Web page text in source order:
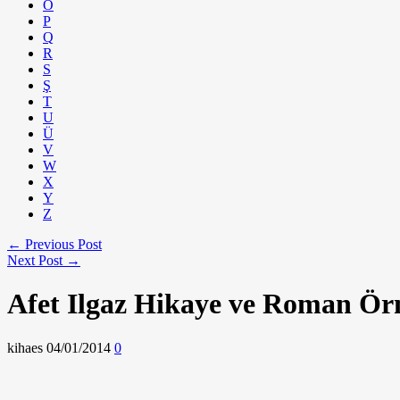
Ö
P
Q
R
S
Ş
T
U
Ü
V
W
X
Y
Z
← Previous Post
Next Post →
Afet Ilgaz Hikaye ve Roman
kihaes 04/01/2014 0